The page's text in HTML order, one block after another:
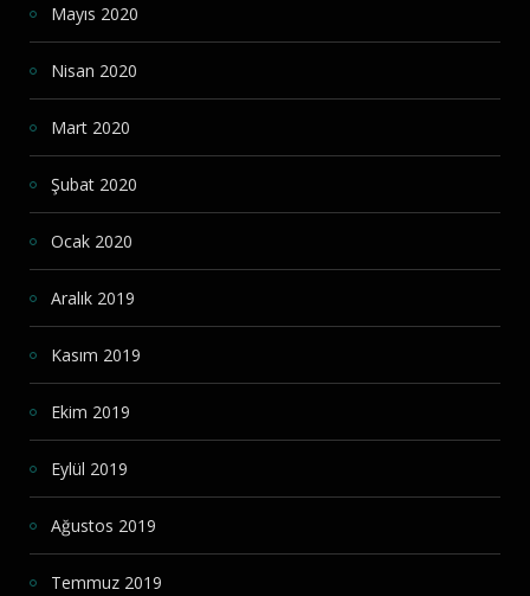
Mayıs 2020
Nisan 2020
Mart 2020
Şubat 2020
Ocak 2020
Aralık 2019
Kasım 2019
Ekim 2019
Eylül 2019
Ağustos 2019
Temmuz 2019